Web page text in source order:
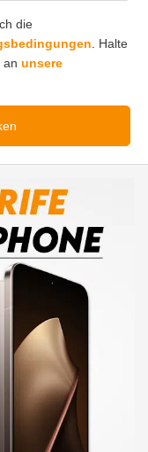
die
. Halte
an unsere